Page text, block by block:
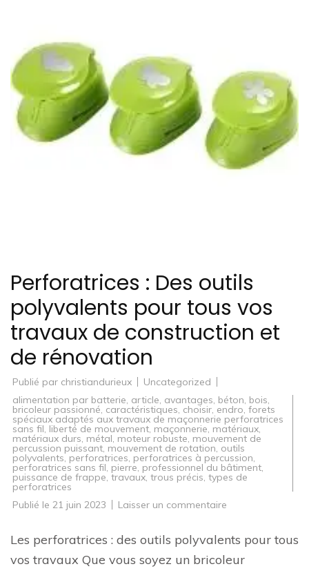
Perforatrices : Des outils
polyvalents pour tous vos
travaux de construction et
de rénovation
Publié par christiandurieux
Uncategorized
alimentation par batterie, article, avantages, béton, bois,
bricoleur passionné, caractéristiques, choisir, endro, forets
spéciaux adaptés aux travaux de maçonnerie perforatrices
sans fil, liberté de mouvement, maçonnerie, matériaux,
matériaux durs, métal, moteur robuste, mouvement de
percussion puissant, mouvement de rotation, outils
polyvalents, perforatrices, perforatrices à percussion,
perforatrices sans fil, pierre, professionnel du bâtiment,
puissance de frappe, travaux, trous précis, types de
perforatrices
Publié le 21 juin 2023 Laisser un commentaire
Des
outils
pour
Les perforatrices : des outils polyvalents pour tous
vos travaux Que vous soyez un bricoleur